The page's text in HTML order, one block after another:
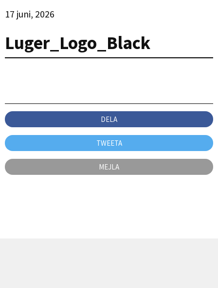
17 juni, 2026
Luger_Logo_Black
DELA
TWEETA
MEJLA